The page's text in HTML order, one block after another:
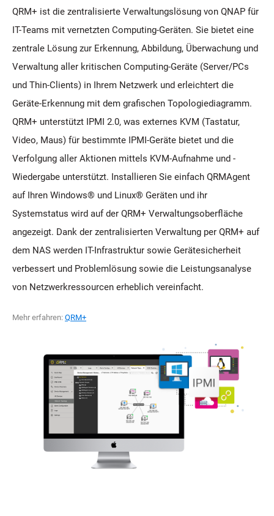
QRM+ ist die zentralisierte Verwaltungslösung von QNAP für
IT-Teams mit vernetzten Computing-Geräten. Sie bietet eine
zentrale Lösung zur Erkennung, Abbildung, Überwachung und
Verwaltung aller kritischen Computing-Geräte (Server/PCs
und Thin-Clients) in Ihrem Netzwerk und erleichtert die
Geräte-Erkennung mit dem grafischen Topologiediagramm.
QRM+ unterstützt IPMI 2.0, was externes KVM (Tastatur,
Video, Maus) für bestimmte IPMI-Geräte bietet und die
Verfolgung aller Aktionen mittels KVM-Aufnahme und -
Wiedergabe unterstützt. Installieren Sie einfach QRMAgent
auf Ihren Windows® und Linux® Geräten und ihr
Systemstatus wird auf der QRM+ Verwaltungsoberfläche
angezeigt. Dank der zentralisierten Verwaltung per QRM+ auf
dem NAS werden IT-Infrastruktur sowie Gerätesicherheit
verbessert und Problemlösung sowie die Leistungsanalyse
von Netzwerkressourcen erheblich vereinfacht.
Mehr erfahren: QRM+